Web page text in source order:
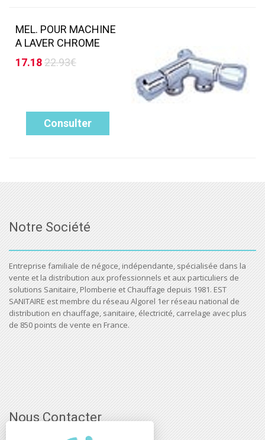
MEL. POUR MACHINE
A LAVER CHROME
17.1822.93€
Consulter
Notre Société
Entreprise familiale de négoce, indépendante, spécialisée dans la
vente et la distribution aux professionnels et aux particuliers de
solutions Sanitaire, Plomberie et Chauffage depuis 1981. EST
SANITAIRE est membre du réseau Algorel 1er réseau national de
distribution en chauffage, sanitaire, électricité, carrelage avec plus
de 850 points de vente en France.
Nous Contacter